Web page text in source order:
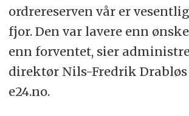
ordrereserven vår er
fjor. Den var lavere enn
enn forventet, sier
direktør Nils-Fredrik
e24.no.